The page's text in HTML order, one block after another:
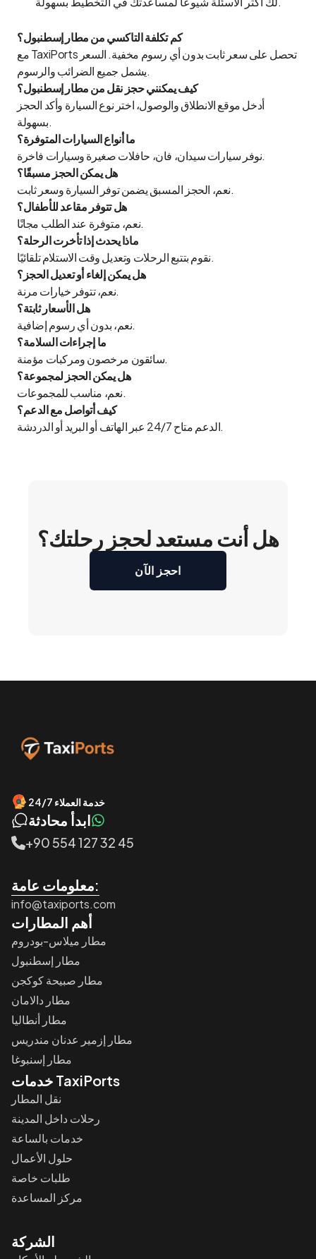
كم تكلفة التاكسي من مطار إسطنبول؟
مع TaxiPorts تحصل على سعر ثابت بدون أي رسوم مخفية. السعر
يشمل جميع الضرائب والرسوم.
كيف يمكنني حجز نقل من مطار إسطنبول؟
أدخل موقع الانطلاق والوصول، اختر نوع السيارة وأكد الحجز
بسهولة.
ما أنواع السيارات المتوفرة؟
نوفر سيارات سيدان، فان، حافلات صغيرة وسيارات فاخرة.
هل يمكن الحجز مسبقًا؟
نعم، الحجز المسبق يضمن توفر السيارة وسعر ثابت.
هل تتوفر مقاعد للأطفال؟
نعم، متوفرة عند الطلب مجانًا.
ماذا يحدث إذا تأخرت الرحلة؟
نقوم بتتبع الرحلات وتعديل وقت الاستلام تلقائيًا.
هل يمكن إلغاء أو تعديل الحجز؟
نعم، تتوفر خيارات مرنة.
هل الأسعار ثابتة؟
نعم، بدون أي رسوم إضافية.
ما إجراءات السلامة؟
سائقون مرخصون ومركبات مؤمنة.
هل يمكن الحجز لمجموعة؟
نعم، مناسب للمجموعات.
كيف أتواصل مع الدعم؟
الدعم متاح 24/7 عبر الهاتف أو البريد أو الدردشة.
هل أنت مستعد لحجز رحلتك؟
احجز الآن
خدمة العملاء 24/7
ابدأ محادثة
+90 554 127 32 45
معلومات عامة:
info@taxiports.com
أهم المطارات
مطار ميلاس-بودروم
مطار إسطنبول
مطار صبيحة كوكجن
مطار دالامان
مطار أنطاليا
مطار إزمير عدنان مندريس
مطار إسنبوغا
خدمات TaxiPorts
نقل المطار
رحلات داخل المدينة
خدمات بالساعة
حلول الأعمال
طلبات خاصة
مركز المساعدة
الشركة